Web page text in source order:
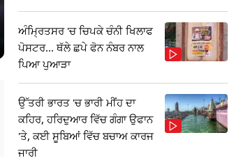
ਅੰਮ੍ਰਿਤਸਰ 'ਚ ਚਿਪਕੇ ਚੰਨੀ ਖਿਲਾਫ
ਪੋਸਟਰ... ਥੱਲੇ ਛਪੇ ਫੋਨ ਨੰਬਰ ਨਾਲ
ਪਿਆ ਪੁਆੜਾ
ਉੱਤਰੀ ਭਾਰਤ 'ਚ ਭਾਰੀ ਮੀਂਹ ਦਾ
ਕਹਿਰ, ਹਰਿਦੁਆਰ ਵਿੱਚ ਗੰਗਾ ਉਫਾਨ
'ਤੇ, ਕਈ ਸੂਬਿਆਂ ਵਿੱਚ ਬਚਾਅ ਕਾਰਜ
ਜਾਰੀ